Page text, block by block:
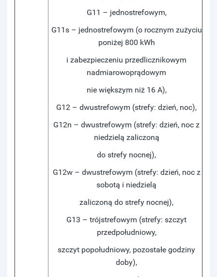
G11 – jednostrefowym,
G11s – jednostrefowym (o rocznym zużyciu
poniżej 800 kWh
i zabezpieczeniu przedlicznikowym
nadmiarowoprądowym
nie większym niż 16 A),
G12 – dwustrefowym (strefy: dzień, noc),
G12n – dwustrefowym (strefy: dzień, noc z
niedzielą zaliczoną
do strefy nocnej),
G12w – dwustrefowym (strefy: dzień, noc z
sobotą i niedzielą
zaliczoną do strefy nocnej),
G13 – trójstrefowym (strefy: szczyt
przedpołudniowy,
szczyt popołudniowy, pozostałe godziny
doby),